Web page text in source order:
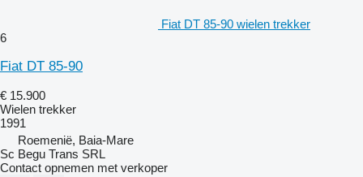
Fiat DT 85-90 wielen trekker
6
Fiat DT 85-90
€ 15.900
Wielen trekker
1991
Roemenië, Baia-Mare
Sc Begu Trans SRL
Contact opnemen met verkoper